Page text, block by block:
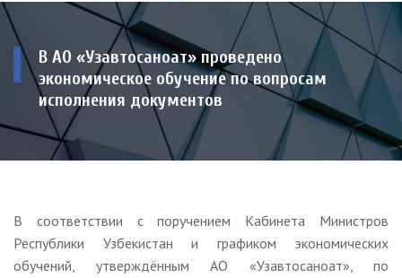
В АО «Узавтосаноат» проведено
экономическое обучение по вопросам
исполнения документов
В соответствии с поручением Кабинета Министров
Республики Узбекистан и графиком экономических
обучений, утверждённым АО «Узавтосаноат», по